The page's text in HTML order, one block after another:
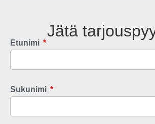
Jätä
Etunimi
Sukunimi